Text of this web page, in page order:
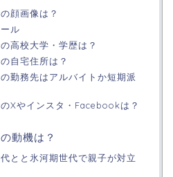
顔画像は？
ル
高校大学・学歴は？
自宅住所は？
勤務先はアルバイトか短期派
Xやインスタ・Facebookは？
動機は？
とと氷河期世代で親子が対立